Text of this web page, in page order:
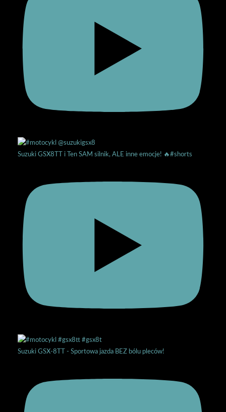
Suzuki GSX8TT i Ten SAM silnik, ALE inne emocje! 🔥#shorts
Suzuki GSX-8TT - Sportowa jazda BEZ bólu pleców!